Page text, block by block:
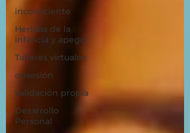
inconsciente
Heridas de la
infancia y apego
Talleres virtuales
obsesión
validación propia
Desarrollo
Personal